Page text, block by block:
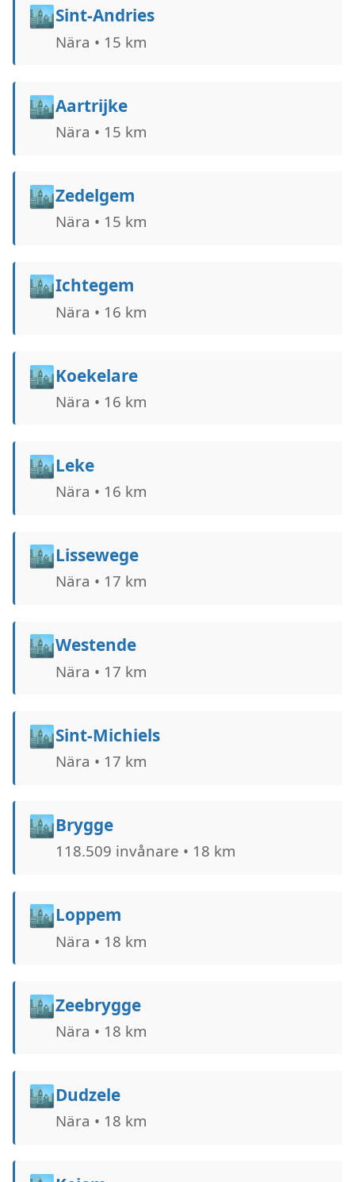
🏙️Sint-Andries
Nära • 15 km
🏙️Aartrijke
Nära • 15 km
🏙️Zedelgem
Nära • 15 km
🏙️Ichtegem
Nära • 16 km
🏙️Koekelare
Nära • 16 km
🏙️Leke
Nära • 16 km
🏙️Lissewege
Nära • 17 km
🏙️Westende
Nära • 17 km
🏙️Sint-Michiels
Nära • 17 km
🏙️Brygge
118.509 invånare • 18 km
🏙️Loppem
Nära • 18 km
🏙️Zeebrygge
Nära • 18 km
🏙️Dudzele
Nära • 18 km